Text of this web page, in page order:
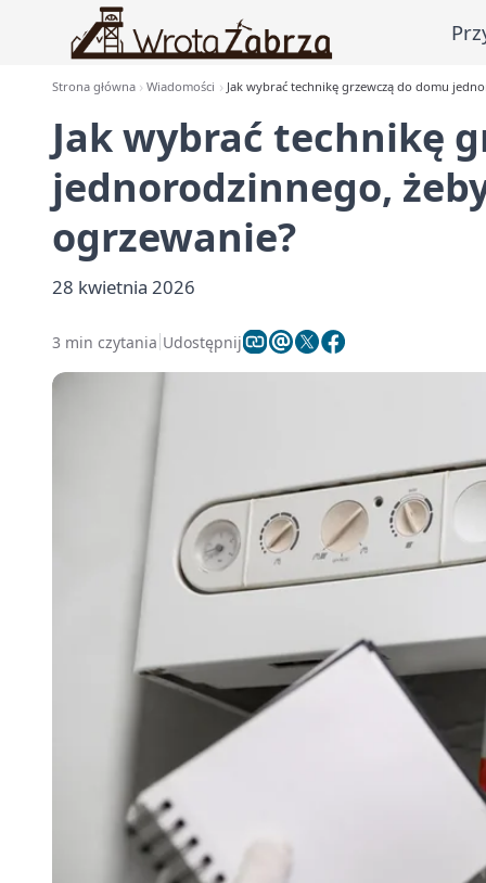
Strona główna Wiadomości Jak wybrać technikę grzewczą do domu
Jak wybrać technikę
jednorodzinnego,
ogrzewanie?
28 kwietnia 2026
3 min czytania Udostępnij